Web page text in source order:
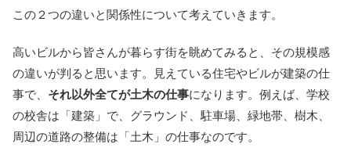
この２つの違いと関係性について考えていきます。
高いビルから皆さんが暮らす街を眺めてみると、その規模感
の違いが判ると思います。見えている住宅やビルが建築の仕
事で、 それ以外全てが土木の仕事になります。例えば、学校
の校舎は「建築」で、グラウンド、駐車場、緑地帯、樹木、
周辺の道路の整備は「土木」の仕事なのです。